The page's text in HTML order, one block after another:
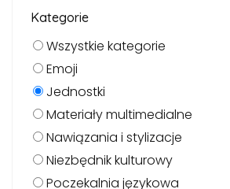
Kategorie
Wszystkie kategorie
Emoji
Jednostki
Materiały multimedialne
Nawiązania i stylizacje
Niezbędnik kulturowy
Poczekalnia językowa